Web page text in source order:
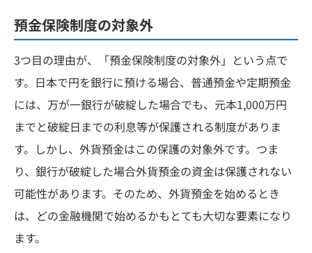
預金保険制度の対象外
3つ目の理由が、「預金保険制度の対象外」という点で
す。日本で円を銀行に預ける場合、普通預金や定期預金
には、万が一銀行が破綻した場合でも、元本1,000万円
までと破綻日までの利息等が保護される制度がありま
す。しかし、外貨預金はこの保護の対象外です。つま
り、銀行が破綻した場合外貨預金の資金は保護されない
可能性があります。そのため、外貨預金を始めるとき
は、どの金融機関で始めるかもとても大切な要素になり
ます。